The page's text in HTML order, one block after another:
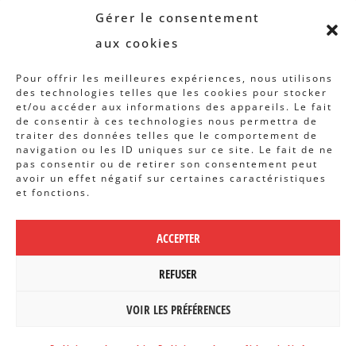
Gérer le consentement
aux cookies
Pour offrir les meilleures expériences, nous utilisons
des technologies telles que les cookies pour stocker
et/ou accéder aux informations des appareils. Le fait
de consentir à ces technologies nous permettra de
traiter des données telles que le comportement de
navigation ou les ID uniques sur ce site. Le fait de ne
pas consentir ou de retirer son consentement peut
avoir un effet négatif sur certaines caractéristiques
et fonctions.
ACCEPTER
REFUSER
VOIR LES PRÉFÉRENCES
Revue B.I.S.
Rapports et analyses
Articles
AUTRES INFOS
Actions
Concertation
Archives
POLITIQUE DE CONFIDENTIALITÉ|
CBCS ASBL | WEBDESIGN PAR
BANLIEUES ASBL